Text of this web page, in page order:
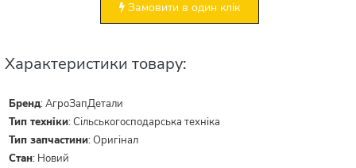
Замовити в один клік
Характеристики товару:
Бренд:АгроЗапДетали
Тип техніки:Сільськогосподарська техніка
Тип запчастини:Оригінал
Стан: Новий